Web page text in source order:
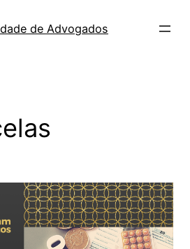
de Advogados